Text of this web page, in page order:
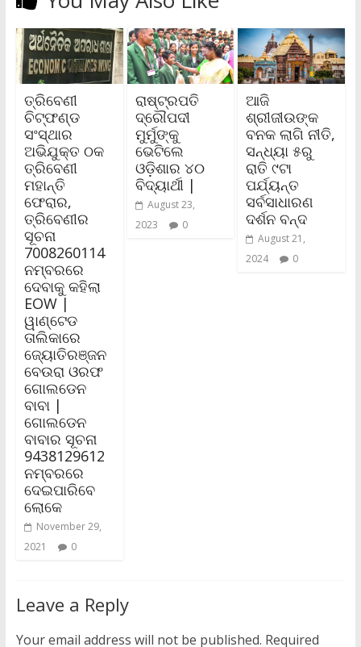
ତ୍ରିବେଣୀ
ଚିଟ୍‌ଫଣ୍ଡ
ସଂସ୍ଥାର
ଅଭିଯୁକ୍ତ ଠକ
ତ୍ରିବେଣୀ
ମହାନ୍ତି
ଫେରାର,
ତ୍ରିବେଣୀର
ସୂଚନା
7008260114
ନମ୍ବରରେ
ଦେବାକୁ କହିଲା
EOW |
ୱାଣ୍ଟେଡ
ତାଲିକାରେ
ଜ୍ୟୋତିରଞ୍ଜନ
ବେଉରା ଓରଫ
ଗୋଲଡେନ
ବାବା |
ଗୋଲଡେନ
ବାବାର ସୂଚନା
9438129612
ନମ୍ବରରେ
ଦେଇପାରିବେ
ଲୋକେ
November 29,
2021
0
ରାଷ୍ଟ୍ରପତି
ଦ୍ରୌପଦୀ
ମୁର୍ମୁଙ୍କୁ
ଭେଟିଲେ
ଓଡ଼ିଶାର ୪୦
ବିଦ୍ୟାର୍ଥୀ |
August 23,
2023
0
ଆଜି
ଶ୍ରୀଜୀଉଙ୍କ
ବନକ ଲାଗି ନୀତି,
ସନ୍ଧ୍ୟା ୫ରୁ
ରାତି ୯ଟା
ପର୍ଯ୍ୟନ୍ତ
ସର୍ବସାଧାରଣ
ଦର୍ଶନ ବନ୍ଦ
August 21,
2024
0
Leave a Reply
Your email address will not be published. Required